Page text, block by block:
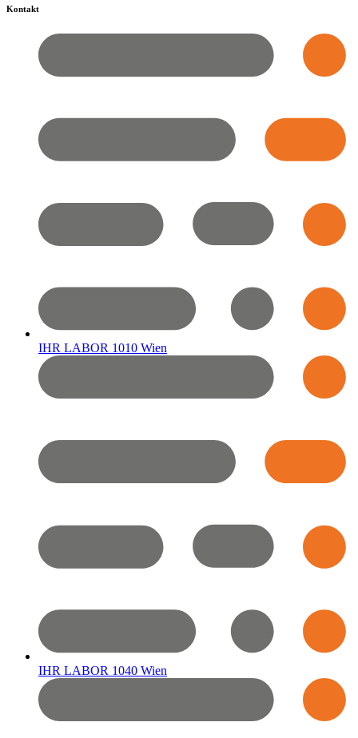
Kontakt
IHR LABOR 1010 Wien
IHR LABOR 1040 Wien